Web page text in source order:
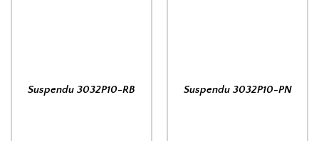
Suspendu 3032P10-RB Suspendu 3032P10-PN